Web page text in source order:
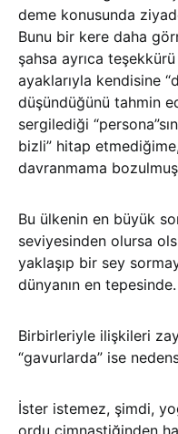
deme konusunda
Bunu bir kere daha
şahsa ayrıca
ayaklarıyla kendisine
düşündüğünü tahmin
sergilediği
bizli” hitap
davranmama
Bu ülkenin en büyük
seviyesinden olursa
yaklaşıp bir sey
dünyanın en
Birbirleriyle ilişkileri
“gavurlarda” ise
İster istemez, şimdi,